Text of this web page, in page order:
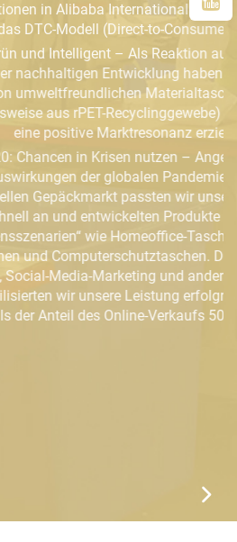
International Station ausgebaut
to-Consumer) erkundet.
– Als Reaktion auf den globalen
haben wir eine Reihe
Materialtaschen (wie
Recyclinggewebe) eingeführt, die
erzielten.
nutzen – Angesichts der
globalen Pandemie auf den
passten wir unsere Produktlinie
Produkte für „neue
Homeoffice-Taschen, Fitness-
Durch Online-
und andere Maßnahmen
Leistung erfolgreich, wobei
Online-Verkaufs 50 % überschritt